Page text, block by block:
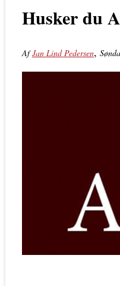
Husker du
AfJan Lind Pedersen,